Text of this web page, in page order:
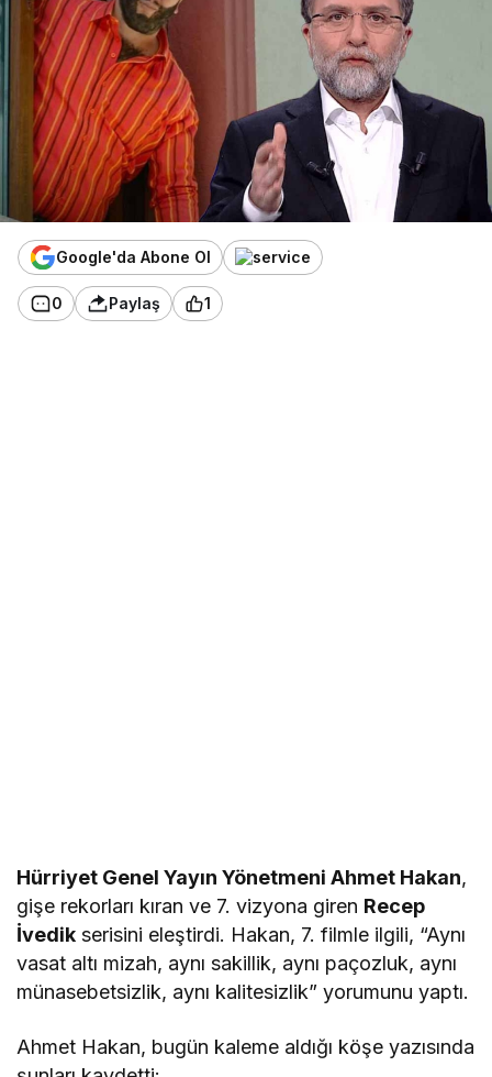
Google'da Abone Ol
0 Paylaş 1
Hürriyet Genel Yayın Yönetmeni Ahmet Hakan,
gişe rekorları kıran ve 7. vizyona giren Recep
İvedik serisini eleştirdi. Hakan, 7. filmle ilgili, “Aynı
vasat altı mizah, aynı sakillik, aynı paçozluk, aynı
münasebetsizlik, aynı kalitesizlik” yorumunu yaptı.
Ahmet Hakan, bugün kaleme aldığı köşe yazısında